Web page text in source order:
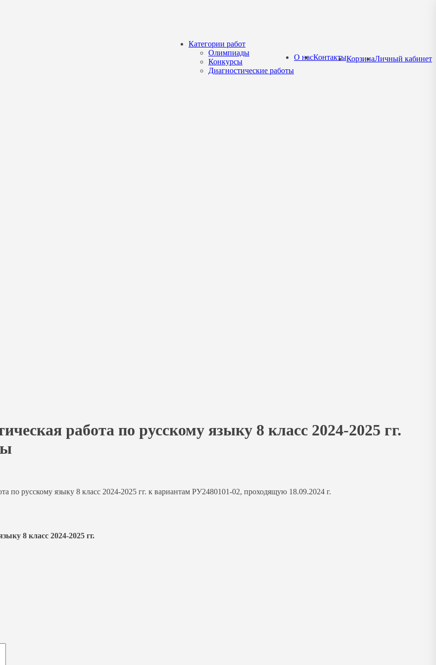
Категории работ
Олимпиады
Конкурсы
Диагностические работы
О насКонтактыКорзинаЛичный кабинет
работа по русскому языку 8 класс 2024-2025 гг.
по русскому языку 8 класс 2024-2025 гг. к вариантам РУ2480101-02, проходящую 18.09.2024 г.
8 класс 2024-2025 гг.